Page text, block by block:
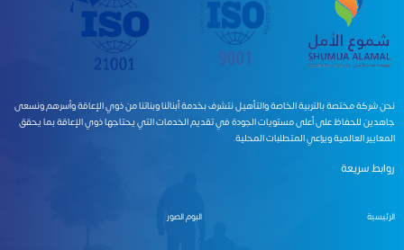
نحن شركة مختصة بالتربية الخاصة والتأهيل نتشرف بخدمة أبنائنا وبناتنا من ذوي الإعاقة وأسرهم ونسعى
جاهدين للحفاظ على أعلى مستويات الجودة في تقديم الخدمات التي يحتاجها ذوي الإعاقة بما يحقق
المعايير العالمية ويراعي المتطلبات المحلية.
روابط سريعة
الرئيسية البوم الصور